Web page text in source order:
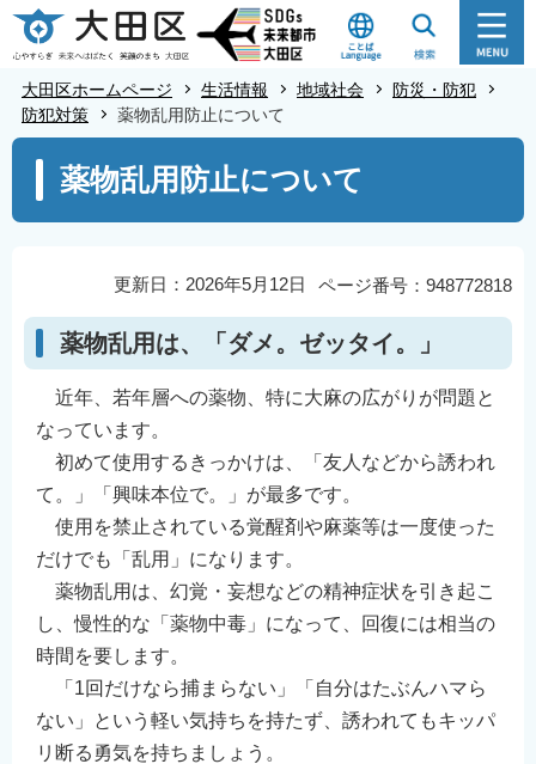
こ
の
ジ
大田区ホームページ 生活情報 地域社会
防災・防犯
防犯対策
薬物乱用防止について
こ
ら
薬物乱用防止について
ページ番号：948772818
更新日：2026年5月12日
薬物乱用は、「ダメ。ゼッタイ。」
近年、若年層への薬物、特に大麻の広がりが問題と
なっています。
初めて使用するきっかけは、「友人などから誘われ
て。」「興味本位で。」が最多です。
使用を禁止されている覚醒剤や麻薬等は一度使った
だけでも「乱用」になります。
薬物乱用は、幻覚・妄想などの精神症状を引き起こ
し、慢性的な「薬物中毒」になって、回復には相当の
時間を要します。
「1回だけなら捕まらない」「自分はたぶんハマら
ない」という軽い気持ちを持たず、誘われてもキッパ
リ断る勇気を持ちましょう。